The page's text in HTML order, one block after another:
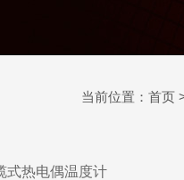
当前位置： 首页
式热电偶温度计